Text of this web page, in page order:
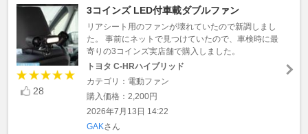
28
3コインズ LED付車載ダブルファン
リアシート用のファンが壊れていたので新調しまし
た。 事前にネットで見つけていたので、車検時に最
寄りの3コインズ実店舗で購入しました。
トヨタ C-HRハイブリッド
カテゴリ：電動ファン
購入価格：2,200円
2026年7月13日 14:22
GAKさん